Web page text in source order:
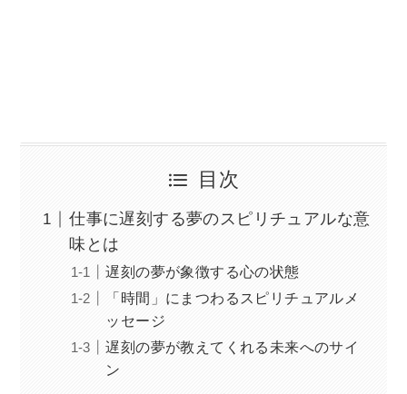
目次
仕事に遅刻する夢のスピリチュアルな意
味とは
遅刻の夢が象徴する心の状態
「時間」にまつわるスピリチュアルメ
ッセージ
遅刻の夢が教えてくれる未来へのサイ
ン